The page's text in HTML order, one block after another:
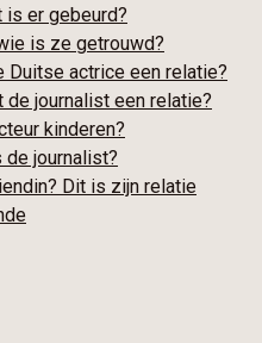
is er gebeurd?
is ze getrouwd?
Duitse actrice een relatie?
de journalist een relatie?
kinderen?
de journalist?
Dit is zijn relatie